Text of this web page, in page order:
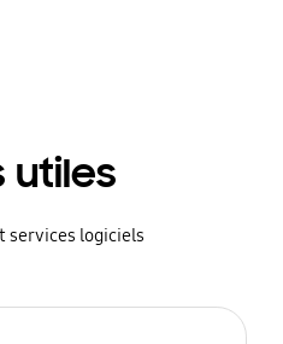
utiles
services logiciels